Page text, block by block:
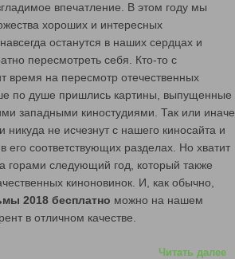
впечатление. В этом году мы
хороших и интересных
останутся в наших сердцах и
пересмотреть себя. Кто-то с
время на пересмотр отечественных
по душе пришлись картины, выпущенные
западными киностудиями. Так или иначе
никуда не исчезнут с нашего киносайта и
его соответствующих разделах. Но хватит
горами следующий год, который также
киноновинок. И, как обычно,
2018 бесплатно можно на нашем
в отличном качестве.
Читать далее